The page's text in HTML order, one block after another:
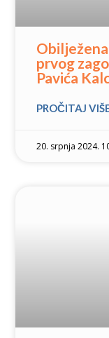
prvog
Pavića
PROČITAJ
20. srpnja 2024.